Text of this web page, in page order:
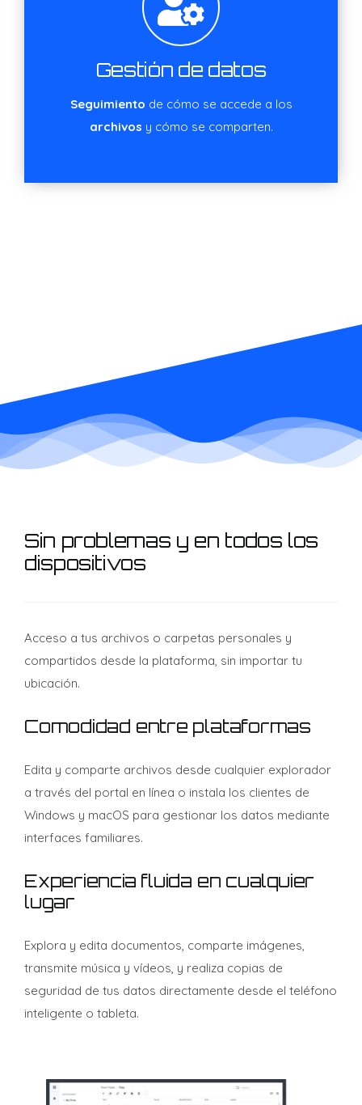
Gestión de datos
Seguimiento de cómo se accede a los
archivos y cómo se comparten.
Sin problemas y en todos los
dispositivos
Acceso a tus archivos o carpetas personales y
compartidos desde la plataforma, sin importar tu
ubicación.
Comodidad entre plataformas
Edita y comparte archivos desde cualquier explorador
a través del portal en línea o instala los clientes de
Windows y macOS para gestionar los datos mediante
interfaces familiares.
Experiencia fluida en cualquier
lugar
Explora y edita documentos, comparte imágenes,
transmite música y vídeos, y realiza copias de
seguridad de tus datos directamente desde el teléfono
inteligente o tableta.